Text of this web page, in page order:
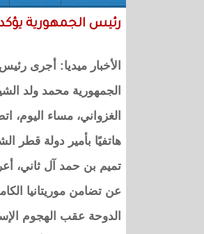
رئيس الجمهورية
الأخبار ميديا: أجرى رئيس
الجمهورية محمد ولد
الغزواني، مساء اليوم،
هاتفيًا بأمير دولة قطر
تميم بن حمد آل ثاني،
عن تضامن موريتانيا
الدوحة عقب الهجوم